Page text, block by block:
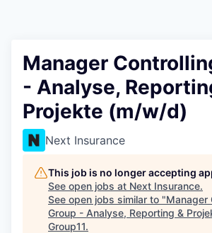
Manager
- Analyse,
Projekte (m/w/d)
Next Insurance
This job is no longer accepting
See open jobs at Next Insurance.
See open jobs similar to "Manager
Group - Analyse, Reporting &
Group11.